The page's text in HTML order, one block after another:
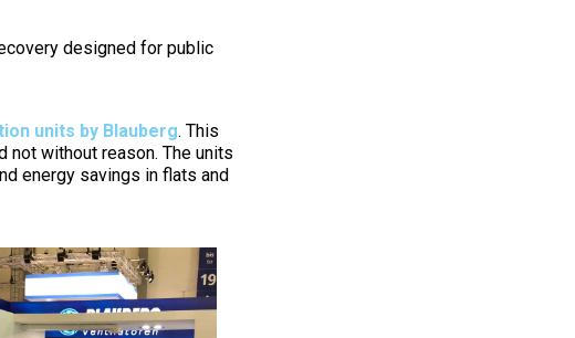
designed for public
units by Blauberg. This
not without reason. The units
energy savings in flats and